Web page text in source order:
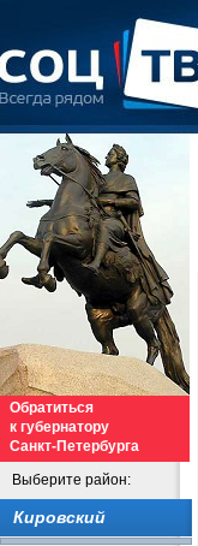
Обратиться
к губернатору
Санкт-Петербурга
Выберите район:
Кировский